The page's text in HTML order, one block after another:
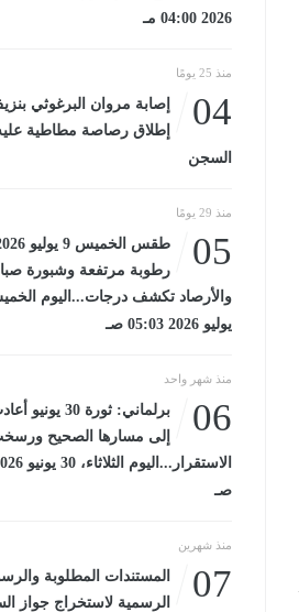
2026 04:00 مـ
منذ 25 يومًا
04
إصابة مروان البرغوثي
إطلاق رصاصة مطاطية
السجن
منذ 29 يومًا
05
رطوبة مرتفعة وشبورة
يوليو 2026 05:03 صـ
منذ شهر واحد
06
برلماني: ثورة 30
إلى مسارها الصحيح
صـ
منذ شهرين
07
المستندات المطلوبة
الرسمية لاستخراج جواز